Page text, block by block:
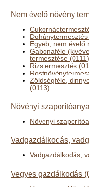
Nem évelő növény
Dohánytermesztés
Egyéb, nem évelő
Gabonaféle
termesztése (0111)
Rizstermesztés
Zöldségféle,
(0113)
Növényi
Növényi
Vadgazdálkodás,
Vadgazdálkodás,
Vegyes gazdálkodás